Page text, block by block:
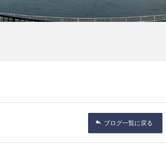
ブログ一覧に戻る